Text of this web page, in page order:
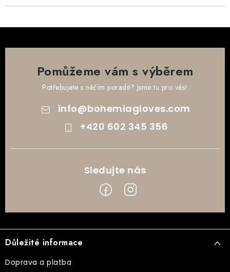
Pomůžeme vám s výběrem
Potřebujete s něčím poradit? Jsme tu pro vás!
info@bohemiagloves.com
+420 602 345 356
á
p
a
Důležité informace
Doprava a platba